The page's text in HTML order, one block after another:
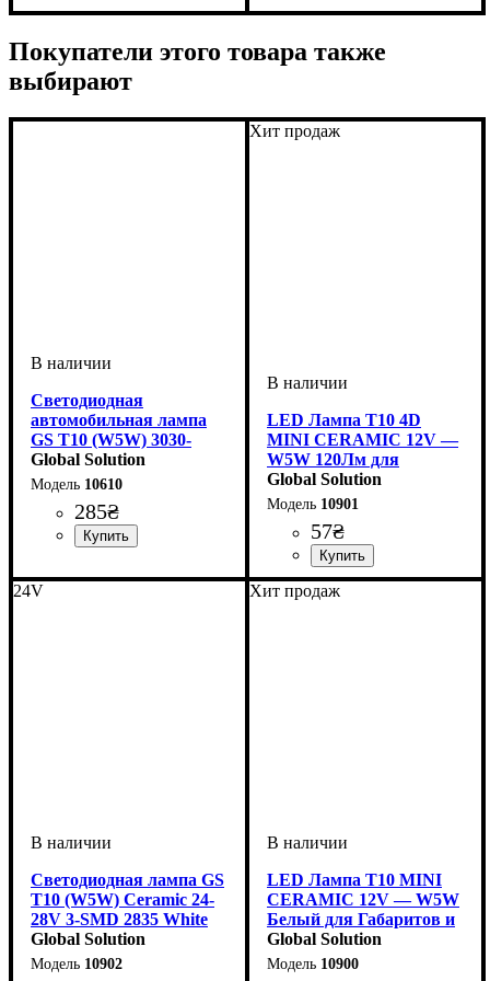
Освещение салона
3838 SMD OSRAM
SMD
LM
6000 K
Освещение салона
3838 SMD OSRAM
SMD
LM
6000 K
шт.
Покупатели этого товара также
выбирают
Светодиодная
автомобильная лампа
GS T10 (W5W) 3030-
10SMD CREE Samsung
CANBUS 12-24V White
Global Solution
10610
285₴
Samsung
SMD
6000 K
шт.
Хит продаж
LED Лампа T10 4D
MINI CERAMIC 12V —
W5W 120Лм для
Габаритов
Global Solution
10901
57₴
Назначение лампы:
Габаритные огни
Цвет:: Белый
Напряжение, V: 10-15V
Количество в упаковке: 1
шт.
24V
Светодиодная лампа GS
T10 (W5W) Ceramic 24-
28V 3-SMD 2835 White
для грузовиков
Global Solution
10902
Хит продаж
LED Лампа T10 MINI
CERAMIC 12V — W5W
Белый для Габаритов и
Салона
Global Solution
10900